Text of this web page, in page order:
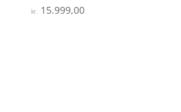
kr.15.999,00